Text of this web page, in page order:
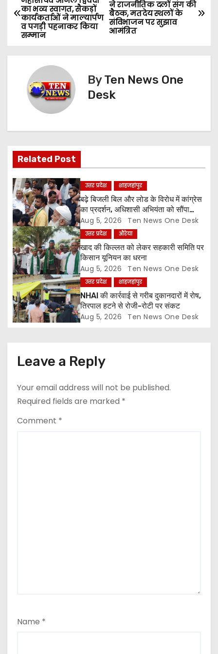
o
s
t
g
a
t
i
o
n
ने राजनीतिक दलों संग की
बैठक, मतदेय स्थलों के
संविभाजन पर सुझाव
आमंत्रित
का भव्य स्वागत, सैकड़ों
कार्यकर्ताओं ने माल्यार्पण
व पगड़ी पहनाकर किया
सम्मान
ByTen News One
Desk
Related Post
उत्तर प्रदेश शाहजहांपुर
बढ़े बिजली बिल और लोड के विरोध में कांग्रेस
का प्रदर्शन, अधिशासी अभियंता को सौंपा
ज्ञापन
Aug 5, 2026 Ten News One Desk
उत्तर प्रदेश औरेया
खाद की किल्लत को लेकर सहकारी समिति पर
किसान यूनियन का धरना
Aug 5, 2026 Ten News One Desk
उत्तर प्रदेश शाहजहांपुर
NHAI की कार्रवाई से गरीब दुकानदारों में रोष,
तिरपाल हटने से रोजी-रोटी पर संकट
Aug 5, 2026 Ten News One Desk
Leave a Reply
Your email address will not be published.
Required fields are marked *
Comment *
Name *